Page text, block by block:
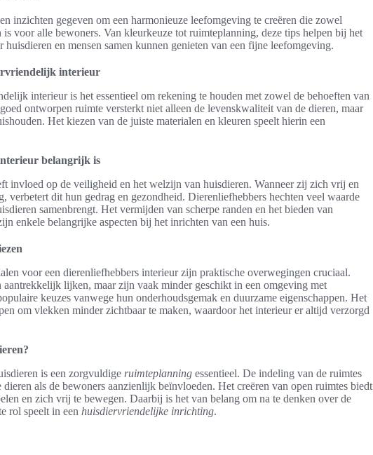
inzichten gegeven om een harmonieuze leefomgeving te creëren die zowel
voor alle bewoners. Van kleurkeuze tot ruimteplanning, deze tips helpen bij het
en mensen samen kunnen genieten van een fijne leefomgeving.
interieur
interieur is het essentieel om rekening te houden met zowel de behoeften van
ontworpen ruimte versterkt niet alleen de levenskwaliteit van de dieren, maar
Het kiezen van de juiste materialen en kleuren speelt hierin een
belangrijk is
invloed op de veiligheid en het welzijn van huisdieren. Wanneer zij zich vrij en
verbetert dit hun gedrag en gezondheid. Dierenliefhebbers hechten veel waarde
samenbrengt. Het vermijden van scherpe randen en het bieden van
enkele belangrijke aspecten bij het inrichten van een huis.
voor een dierenliefhebbers interieur zijn praktische overwegingen cruciaal.
lijken, maar zijn vaak minder geschikt in een omgeving met
keuzes vanwege hun onderhoudsgemak en duurzame eigenschappen. Het
om vlekken minder zichtbaar te maken, waardoor het interieur er altijd verzorgd
is een zorgvuldige ruimteplanning essentieel. De indeling van de ruimtes
als de bewoners aanzienlijk beïnvloeden. Het creëren van open ruimtes biedt
en zich vrij te bewegen. Daarbij is het van belang om na te denken over de
rol speelt in een huisdiervriendelijke inrichting.